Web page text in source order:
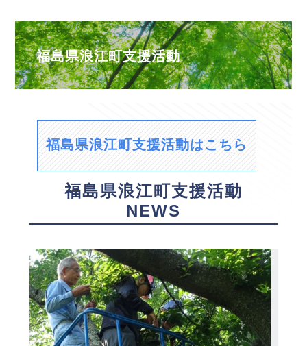
福島県浪江町支援活動
福島県浪江町支援活動はこちら
福島県浪江町支援活動
NEWS